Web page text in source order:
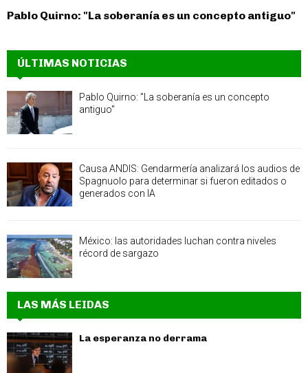
Pablo Quirno: "La soberanía es un concepto antiguo"
ÚLTIMAS NOTICIAS
Pablo Quirno: "La soberanía es un concepto
antiguo"
Causa ANDIS: Gendarmería analizará los audios de
Spagnuolo para determinar si fueron editados o
generados con IA
México: las autoridades luchan contra niveles
récord de sargazo
LAS MÁS LEIDAS
La esperanza no derrama